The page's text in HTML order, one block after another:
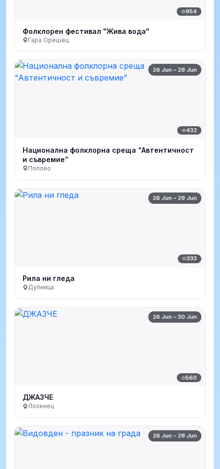
954
Фолклорен фестивал "Жива вода"
Гара Орешец
26 Jun – 28 Jun
432
Национална фолклорна среща “Автентичност
и съвремие”
Попово
26 Jun – 29 Jun
333
Рила ни гледа
Дупница
26 Jun – 30 Jun
560
ДЖАЗЧЕ
Лозенец
26 Jun – 28 Jun